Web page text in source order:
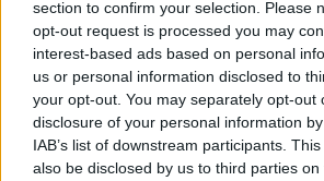
section to confirm your selection. Please
opt-out request is processed you may
interest-based ads based on personal
us or personal information disclosed to
your opt-out. You may separately opt-out
disclosure of your personal information
IAB’s list of downstream participants.
also be disclosed by us to third parties on
akiket
Maros partján
Székely Sport
Corbu góljától
román és a